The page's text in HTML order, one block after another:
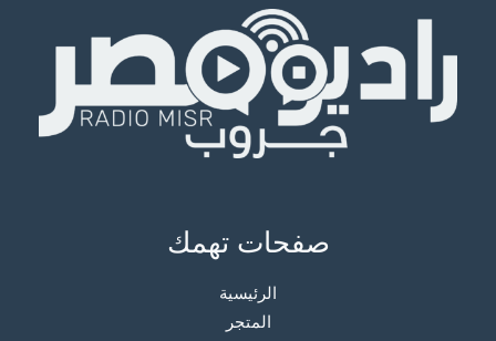
صفحات تهمك
الرئيسية
المتجر